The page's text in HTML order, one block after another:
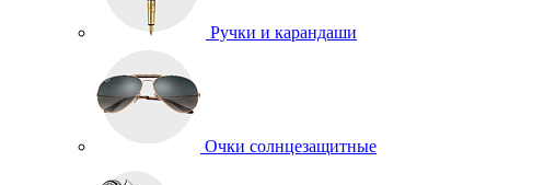
Ручки и карандаши
Очки солнцезащитные